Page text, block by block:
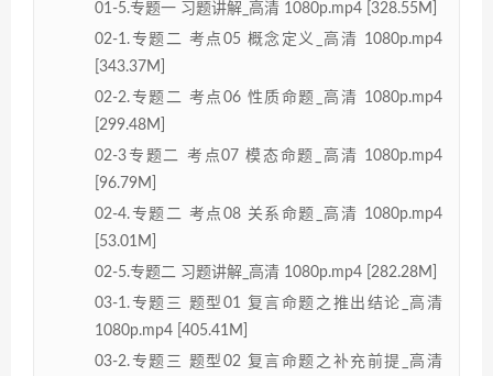
01-5.专题一 习题讲解_高清 1080p.mp4 [328.55M]
02-1.专题二 考点05 概念定义_高清 1080p.mp4
[343.37M]
02-2.专题二 考点06 性质命题_高清 1080p.mp4
[299.48M]
02-3专题二 考点07 模态命题_高清 1080p.mp4
[96.79M]
02-4.专题二 考点08 关系命题_高清 1080p.mp4
[53.01M]
02-5.专题二 习题讲解_高清 1080p.mp4 [282.28M]
03-1.专题三 题型01 复言命题之推出结论_高清
1080p.mp4 [405.41M]
03-2.专题三 题型02 复言命题之补充前提_高清